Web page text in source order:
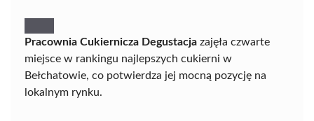
Pracownia Cukiernicza Degustacja zajęła czwarte
miejsce w rankingu najlepszych cukierni w
Bełchatowie, co potwierdza jej mocną pozycję na
lokalnym rynku.